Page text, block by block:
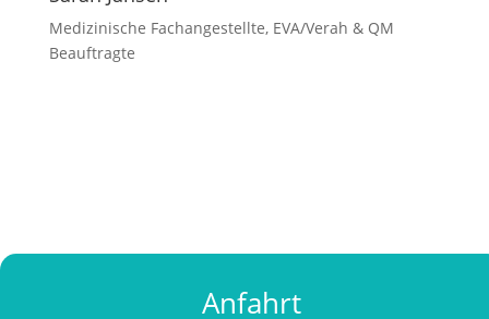
Medizinische Fachangestellte, EVA/Verah & QM
Beauftragte
Anfahrt